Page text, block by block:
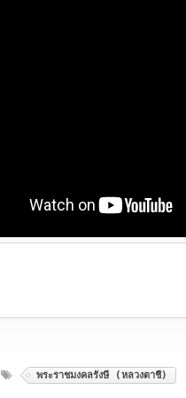
พระราชมงคลรังษี (หลวงตาชี)